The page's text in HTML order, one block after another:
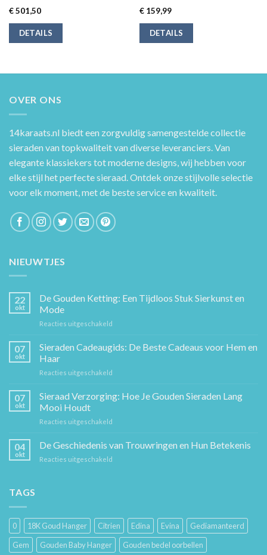
€501,50
DETAILS
€159,99
DETAILS
OVER ONS
14karaats.nl biedt een zorgvuldig samengestelde collectie
sieraden van topkwaliteit van diverse leveranciers. Van
elegante klassiekers tot moderne designs, wij hebben voor
elke stijl het perfecte sieraad. Ontdek onze stijlvolle selectie
voor elk moment, met de beste service en kwaliteit.
NIEUWTJES
22
okt
De Gouden Ketting: Een Tijdloos Stuk Sierkunst en
Mode
Reacties uitgeschakeld
Gouden
Sierkunst
07
okt
Sieraden Cadeaugids: De Beste Cadeaus voor Hem en
Haar
Reacties uitgeschakeld
Cadeaugids:
De
Hem
07
okt
Sieraad Verzorging: Hoe Je Gouden Sieraden Lang
Mooi Houdt
Reacties uitgeschakeld
Verzorging:
04
okt
De Geschiedenis van Trouwringen en Hun Betekenis
Reacties uitgeschakeld
Hun
Betekenis
TAGS
0 18K Goud Hanger Citrien Edina Evina
Gediamanteerd
Gem
Gouden Baby Hanger
Gouden bedel oorbellen